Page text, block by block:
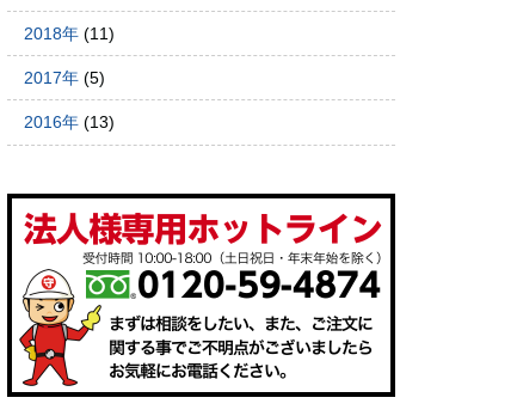
2018年 (11)
2017年 (5)
2016年 (13)